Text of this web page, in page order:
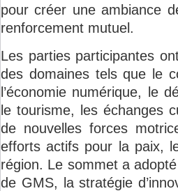
pour créer une ambiance
renforcement mutuel.
Les parties participantes
des domaines tels que le
l’économie numérique, le
le tourisme, les échanges
de nouvelles forces
efforts actifs pour la paix,
région. Le sommet a
de GMS, la stratégie